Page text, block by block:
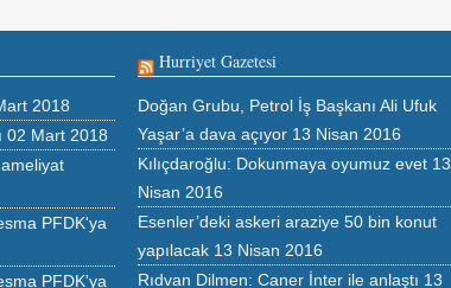
2018
02 Mart 2018
PFDK'ya
PFDK'ya
Hurriyet Gazetesi
Doğan Grubu, Petrol İş Başkanı Ali Ufuk
Yaşar’a dava açıyor 13 Nisan 2016
Kılıçdaroğlu: Dokunmaya oyumuz evet 13
Nisan 2016
Esenler’deki askeri araziye 50 bin konut
yapılacak 13 Nisan 2016
Rıdvan Dilmen: Caner İnter ile anlaştı 13